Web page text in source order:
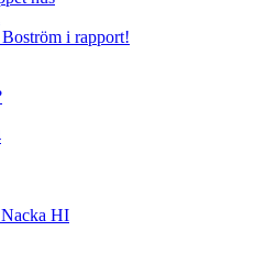
i rapport!
HI